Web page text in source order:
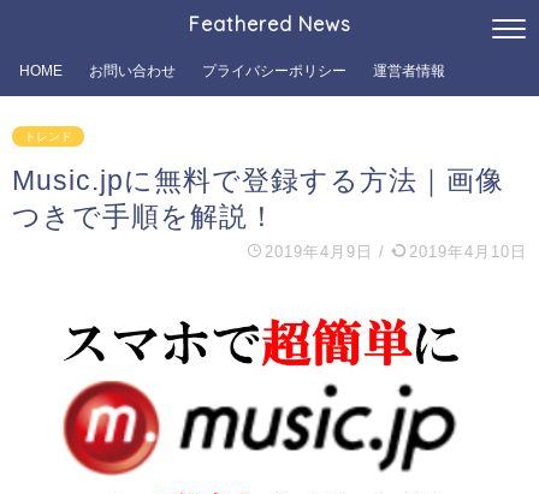
Feathered News
HOME お問い合わせ プライバシーポリシー 運営者情報
トレンド
Music.jpに無料で登録する方法｜画像
つきで手順を解説！
2019年4月9日 / 2019年4月10日